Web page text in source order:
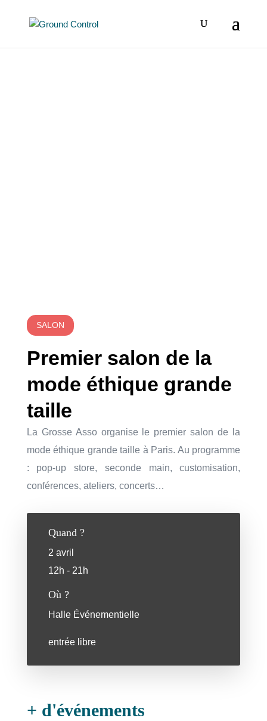
SALON
Premier salon de la
mode éthique grande
taille
La Grosse Asso organise le premier salon de la
mode éthique grande taille à Paris. Au programme
: pop-up store, seconde main, customisation,
conférences, ateliers, concerts…
Quand ?
2 avril
12h - 21h
Où ?
Halle Événementielle
entrée libre
+ d'événements